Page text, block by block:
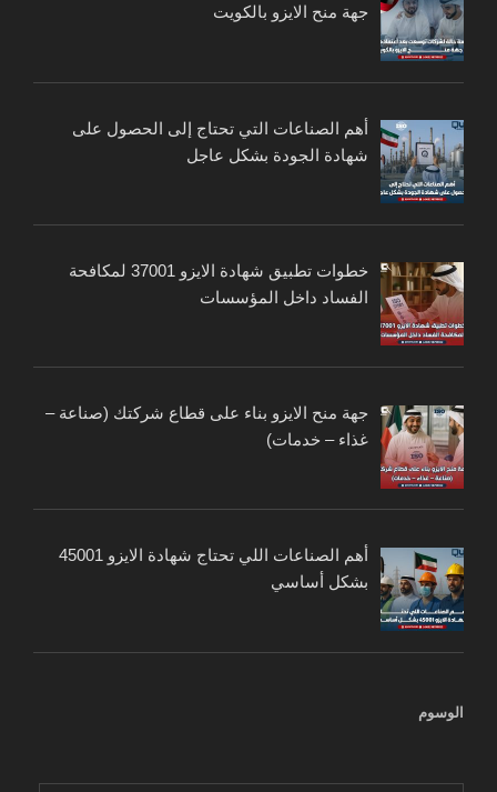
جهة منح الايزو بالكويت
أهم الصناعات التي تحتاج إلى الحصول على
شهادة الجودة بشكل عاجل
خطوات تطبيق شهادة الايزو 37001 لمكافحة
الفساد داخل المؤسسات
جهة منح الايزو بناء على قطاع شركتك (صناعة –
غذاء – خدمات)
أهم الصناعات اللي تحتاج شهادة الايزو 45001
بشكل أساسي
الوسوم